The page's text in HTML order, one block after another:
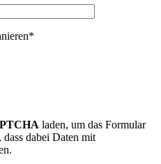
laden, um das Formular
dabei Daten mit